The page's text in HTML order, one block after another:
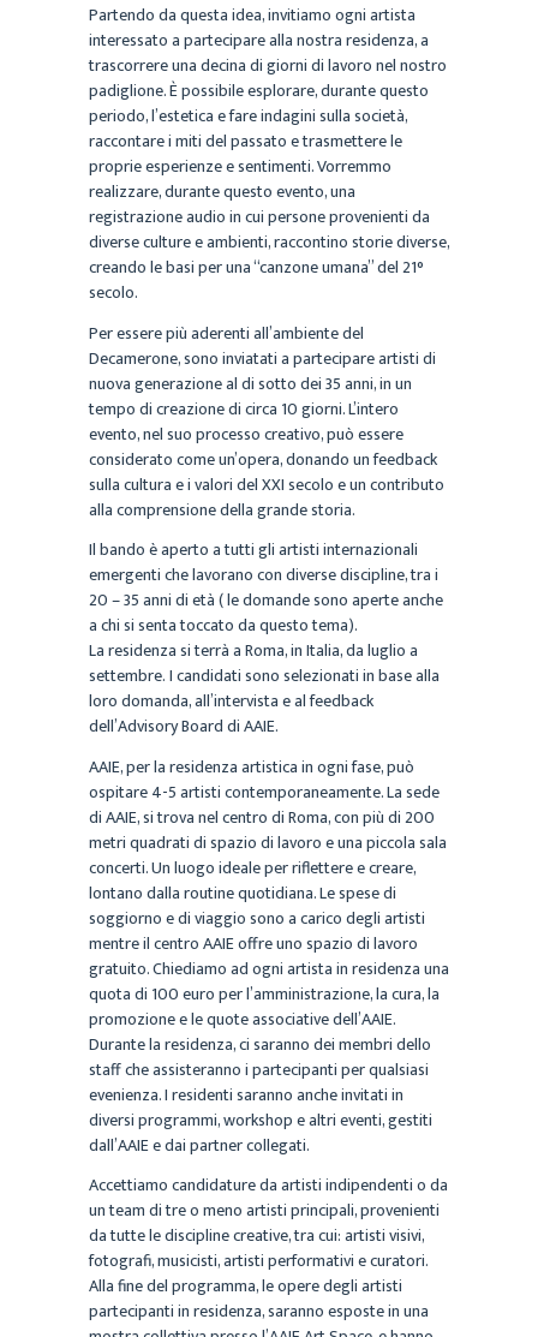
Partendo da questa idea, invitiamo ogni artista
interessato a partecipare alla nostra residenza, a
trascorrere una decina di giorni di lavoro nel nostro
padiglione. È possibile esplorare, durante questo
periodo, l’estetica e fare indagini sulla società,
raccontare i miti del passato e trasmettere le
proprie esperienze e sentimenti. Vorremmo
realizzare, durante questo evento, una
registrazione audio in cui persone provenienti da
diverse culture e ambienti, raccontino storie diverse,
creando le basi per una “canzone umana” del 21°
secolo.
Per essere più aderenti all’ambiente del
Decamerone, sono inviatati a partecipare artisti di
nuova generazione al di sotto dei 35 anni, in un
tempo di creazione di circa 10 giorni. L’intero
evento, nel suo processo creativo, può essere
considerato come un’opera, donando un feedback
sulla cultura e i valori del XXI secolo e un contributo
alla comprensione della grande storia.
Il bando è aperto a tutti gli artisti internazionali
emergenti che lavorano con diverse discipline, tra i
20 – 35 anni di età ( le domande sono aperte anche
a chi si senta toccato da questo tema).
La residenza si terrà a Roma, in Italia, da luglio a
settembre. I candidati sono selezionati in base alla
loro domanda, all’intervista e al feedback
dell’Advisory Board di AAIE.
AAIE, per la residenza artistica in ogni fase, può
ospitare 4-5 artisti contemporaneamente. La sede
di AAIE, si trova nel centro di Roma, con più di 200
metri quadrati di spazio di lavoro e una piccola sala
concerti. Un luogo ideale per riflettere e creare,
lontano dalla routine quotidiana. Le spese di
soggiorno e di viaggio sono a carico degli artisti
mentre il centro AAIE offre uno spazio di lavoro
gratuito. Chiediamo ad ogni artista in residenza una
quota di 100 euro per l’amministrazione, la cura, la
promozione e le quote associative dell’AAIE.
Durante la residenza, ci saranno dei membri dello
staff che assisteranno i partecipanti per qualsiasi
evenienza. I residenti saranno anche invitati in
diversi programmi, workshop e altri eventi, gestiti
dall’AAIE e dai partner collegati.
Accettiamo candidature da artisti indipendenti o da
un team di tre o meno artisti principali, provenienti
da tutte le discipline creative, tra cui: artisti visivi,
fotografi, musicisti, artisti performativi e curatori.
Alla fine del programma, le opere degli artisti
partecipanti in residenza, saranno esposte in una